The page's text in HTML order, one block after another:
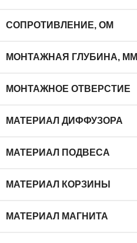
СОПРОТИВЛЕНИЕ, ОМ
МОНТАЖНАЯ ГЛУБИНА, ММ
МОНТАЖНОЕ ОТВЕРСТИЕ
МАТЕРИАЛ ДИФФУЗОРА
МАТЕРИАЛ ПОДВЕСА
МАТЕРИАЛ КОРЗИНЫ
МАТЕРИАЛ МАГНИТА